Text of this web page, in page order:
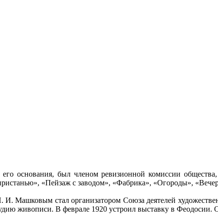
основания, был членом ревизионной комиссии
«Пейзаж с заводом», «Фабрика», «Огороды»,
стал организатором Союза деятелей
живописи. В феврале 1920 устроил выставку в Феодосии.